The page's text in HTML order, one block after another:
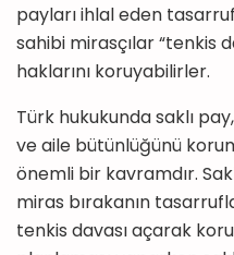
payları ihlal eden
sahibi mirasçılar “tenkis
haklarını koruyabilirler.
Türk hukukunda saklı
ve aile bütünlüğünü
önemli bir kavramdır.
miras bırakanın
tenkis davası açarak